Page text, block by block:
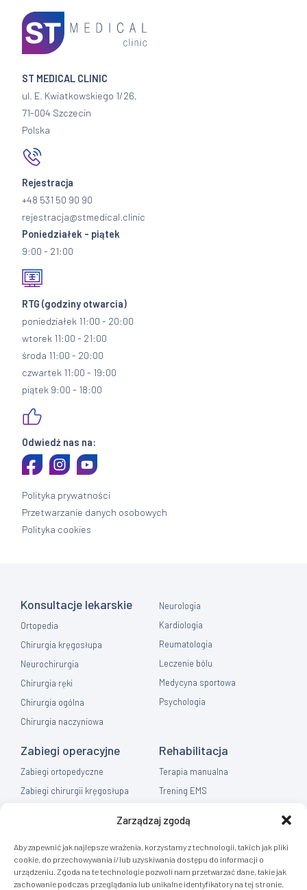
Zarządzaj zgodą
Aby zapewnić jak najlepsze wrażenia, korzystamy z technologii, takich jak pliki
cookie, do przechowywania i/lub uzyskiwania dostępu do informacji o
urządzeniu. Zgoda na te technologie pozwoli nam przetwarzać dane, takie jak
zachowanie podczas przeglądania lub unikalne identyfikatory na tej stronie.
ST MEDICAL CLINIC
ul. E. Kwiatkowskiego 1/26,
71-004 Szczecin
Polska
Rejestracja
+48 531 50 90 90
rejestracja@stmedical.clinic
Poniedziałek - piątek
9:00 - 21:00
RTG (godziny otwarcia)
poniedziałek 11:00 - 20:00
wtorek 11:00 - 21:00
środa 11:00 - 20:00
czwartek 11:00 - 19:00
piątek 9:00 - 18:00
Odwiedź nas na:
Polityka prywatności
Przetwarzanie danych osobowych
Polityka cookies
Konsultacje lekarskie
Ortopedia
Chirurgia kręgosłupa
Neurochirurgia
Chirurgia ręki
Chirurgia ogólna
Chirurgia naczyniowa
Neurologia
Kardiologia
Reumatologia
Leczenie bólu
Medycyna sportowa
Psychologia
Zabiegi operacyjne
Zabiegi ortopedyczne
Zabiegi chirurgii kręgosłupa
Flebologia
Rehabilitacja
Terapia manualna
Trening EMS
Masaż
Diagnostyka